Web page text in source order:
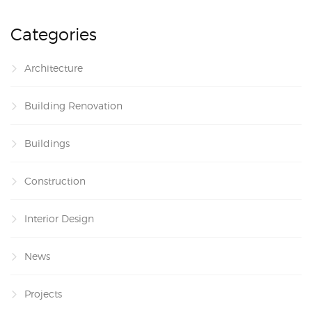
Categories
Architecture
Building Renovation
Buildings
Construction
Interior Design
News
Projects